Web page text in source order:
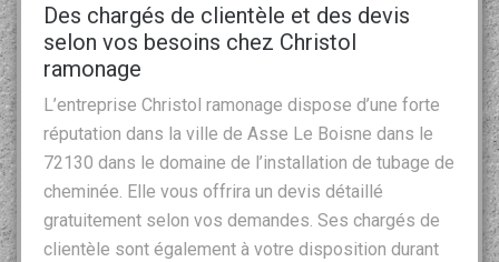
Des chargés de clientèle et des devis
selon vos besoins chez Christol
ramonage
L’entreprise Christol ramonage dispose d’une forte
réputation dans la ville de Asse Le Boisne dans le
72130 dans le domaine de l’installation de tubage de
cheminée. Elle vous offrira un devis détaillé
gratuitement selon vos demandes. Ses chargés de
clientèle sont également à votre disposition durant